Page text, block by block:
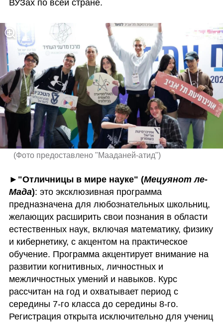
ВУЗах по всей стране.
(Фото предоставлено "Мааданей-атид")
► "Отличницы в мире науке" (Мецуянот ле-
Мада): это эксклюзивная программа
предназначена для любознательных школьниц,
желающих расширить свои познания в области
естественных наук, включая математику, физику
и кибернетику, с акцентом на практическое
обучение. Программа акцентирует внимание на
развитии когнитивных, личностных и
межличностных умений и навыков. Курс
рассчитан на год и охватывает период с
середины 7-го класса до середины 8-го.
Регистрация открыта исключительно для учениц